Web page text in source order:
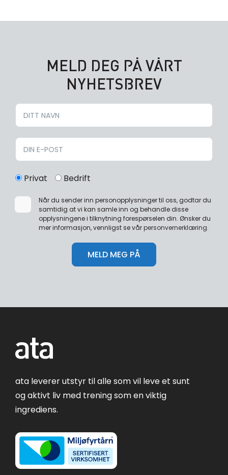
MELD DEG PÅ VÅRT
NYHETSBREV
Privat Bedrift
Når du sender inn personopplysninger til oss, godtar du
samtidig at vi kan samle inn og behandle disse
opplysningene i tilknytning forespørselen din. Ønsker du
mer informasjon, vennligst se vårpersonvernerklæring.
ata leverer utstyr til alle som vil leve et sunt
og aktivt liv med trening som en viktig
ingrediens.